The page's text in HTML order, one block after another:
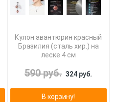
Кулон авантюрин красный
Бразилия (сталь хир.) на
леске 4 см
590 руб. 324 руб.
В корзину!